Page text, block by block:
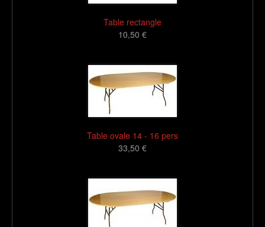
Table rectangle
10,50 €
Table ovale 14 - 16 pers
33,50 €